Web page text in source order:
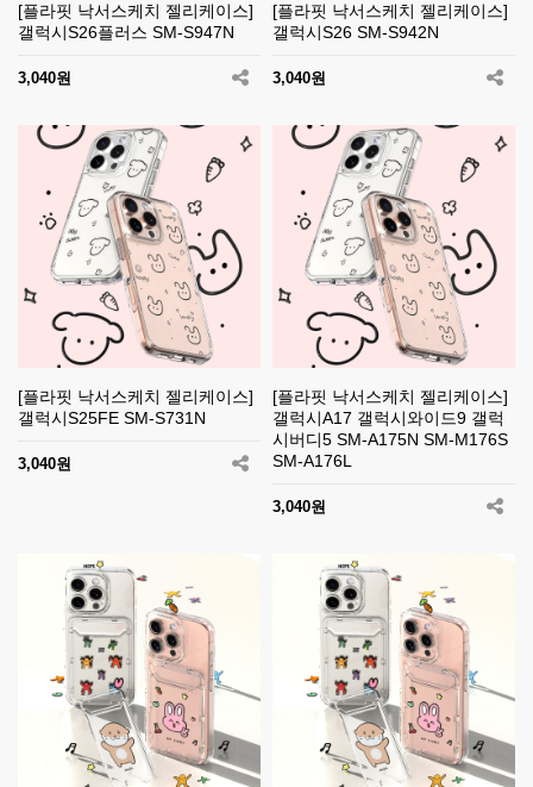
[플라핏 낙서스케치 젤리케이스]
갤럭시S26플러스 SM-S947N
3,040원
[플라핏 낙서스케치 젤리케이스]
갤럭시S26 SM-S942N
3,040원
[플라핏 낙서스케치 젤리케이스]
갤럭시S25FE SM-S731N
3,040원
[플라핏 낙서스케치 젤리케이스]
갤럭시A17 갤럭시와이드9 갤럭
시버디5 SM-A175N SM-M176S
SM-A176L
3,040원